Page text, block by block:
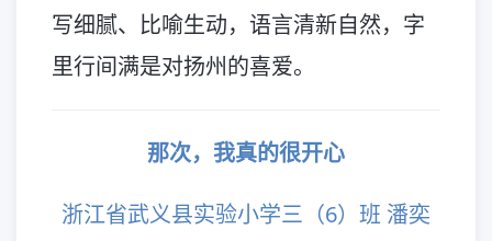
写细腻、比喻生动，语言清新自然，字
里行间满是对扬州的喜爱。
那次，我真的很开心
浙江省武义县实验小学三（6）班 潘奕